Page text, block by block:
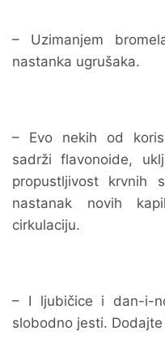
– Uzimanjem
nastanka ugrušaka.
– Evo nekih od
sadrži flavonoide,
propustljivost krvnih
nastanak novih
cirkulaciju.
– I ljubičice i dan-i-
slobodno jesti.